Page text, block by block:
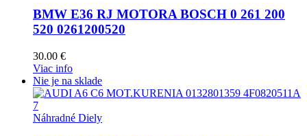
BMW E36 RJ MOTORA BOSCH 0 261 200
520 0261200520
30.00 €
Viac info
Nie je na sklade
Náhradné Diely